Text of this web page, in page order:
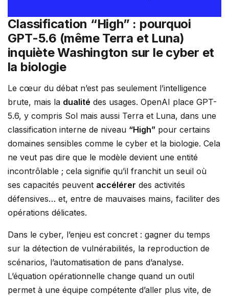
Classification “High” : pourquoi
GPT-5.6 (même Terra et Luna)
inquiète Washington sur le cyber et
la biologie
Le cœur du débat n’est pas seulement l’intelligence
brute, mais la dualité des usages. OpenAI place GPT-
5.6, y compris Sol mais aussi Terra et Luna, dans une
classification interne de niveau “High”pour certains
domaines sensibles comme le cyber et la biologie. Cela
ne veut pas dire que le modèle devient une entité
incontrôlable ; cela signifie qu’il franchit un seuil où
ses capacités peuvent accélérer des activités
défensives… et, entre de mauvaises mains, faciliter des
opérations délicates.
Dans le cyber, l’enjeu est concret : gagner du temps
sur la détection de vulnérabilités, la reproduction de
scénarios, l’automatisation de pans d’analyse.
L’équation opérationnelle change quand un outil
permet à une équipe compétente d’aller plus vite, de